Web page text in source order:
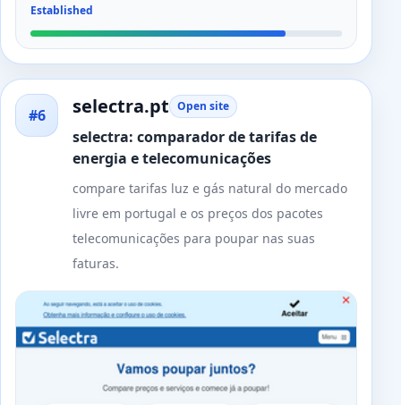
Established
#6 selectra.pt Open site
selectra: comparador de tarifas de
energia e telecomunicações
compare tarifas luz e gás natural do mercado
livre em portugal e os preços dos pacotes
telecomunicações para poupar nas suas
faturas.